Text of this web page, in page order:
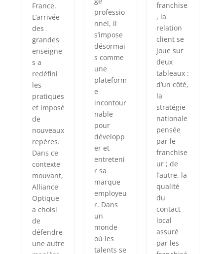
France.
L’arrivée
des
grandes
enseigne
s a
redéfini
les
pratiques
et imposé
de
nouveaux
repères.
Dans ce
contexte
mouvant,
Alliance
Optique
a choisi
de
défendre
une autre
professio
nnel, il
s’impose
désormai
s comme
une
plateform
e
incontour
nable
pour
développ
er et
entreteni
r sa
marque
employeu
r. Dans
un
monde
où les
talents se
franchise
, la
relation
client se
joue sur
deux
tableaux :
d’un côté,
la
stratégie
nationale
pensée
par le
franchise
ur ; de
l’autre, la
qualité
du
contact
local
assuré
par les